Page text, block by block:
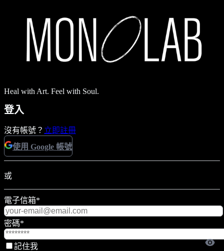
Heal with Art. Feel with Soul.
登入
沒有帳號？ 立即註冊
使用 Google 帳號
或
電子信箱*
密碼*
記住我